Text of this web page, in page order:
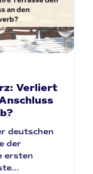
Verliert
deutschen
der
ersten